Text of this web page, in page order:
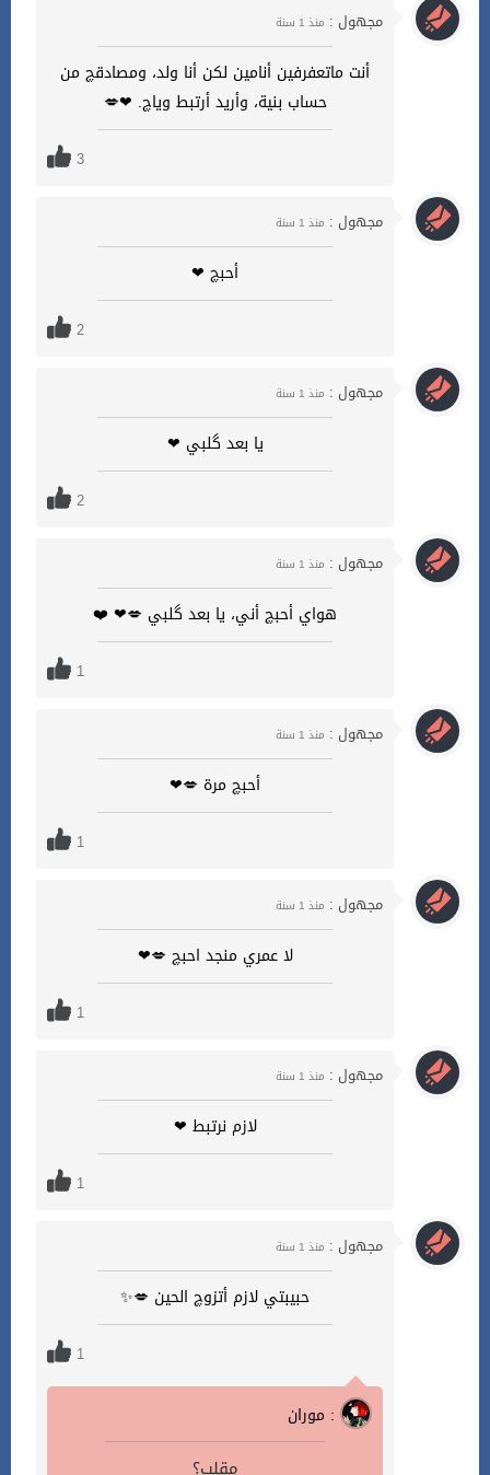
مجهول : منذ 1 سنة
أنت ماتعفرفين أنامين لكن أنا ولد، ومصادقچ من
حساب بنية، وأريد أرتبط وياچ. ❤💋
3
مجهول : منذ 1 سنة
أحبچ ❤
2
مجهول : منذ 1 سنة
يا بعد گلبي ❤
2
مجهول : منذ 1 سنة
هواي أحبچ أني، يا بعد گلبي 💋❤ ❤️
1
مجهول : منذ 1 سنة
أحبچ مرة 💋❤
1
مجهول : منذ 1 سنة
لا عمري منجد احبچ 💋❤
1
مجهول : منذ 1 سنة
لازم نرتبط ❤
1
مجهول : منذ 1 سنة
حبيبتي لازم أتزوچ الحين 💋✨
1
موران :
مقلب؟